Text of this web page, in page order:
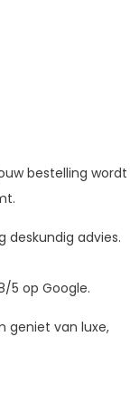
bestelling wordt
deskundig advies.
5 op Google.
geniet van luxe,